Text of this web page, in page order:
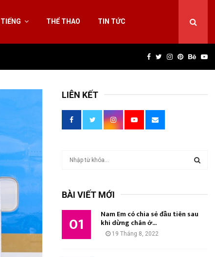
THỂ THAO TIN TỨC
Facebook
Twitter
Instagram
Pinterest
LIÊN KẾT
M
BÀI VIẾT MỚI
01 Nam Em có chia sẻ đầu tiên sau
khi dừng chân ở...
19 Tháng 8, 2022